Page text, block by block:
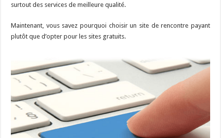
surtout des services de meilleure qualité.
Maintenant, vous savez pourquoi choisir un site de rencontre payant
plutôt que d’opter pour les sites gratuits.